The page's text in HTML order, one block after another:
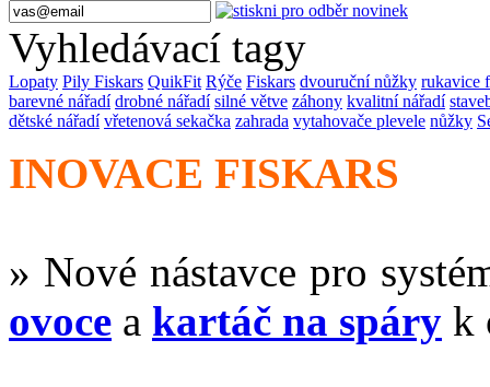
Vyhledávací tagy
Lopaty Pily Fiskars QuikFit Rýče Fiskars dvouruční nůžky rukavice
barevné nářadí drobné nářadí silné větve záhony kvalitní nářadí
dětské nářadí vřetenová sekačka zahrada vytahovače plevele nůžky
INOVACE FISKARS
» Nové nástavce pro
ovoce a kartáč na spáry k